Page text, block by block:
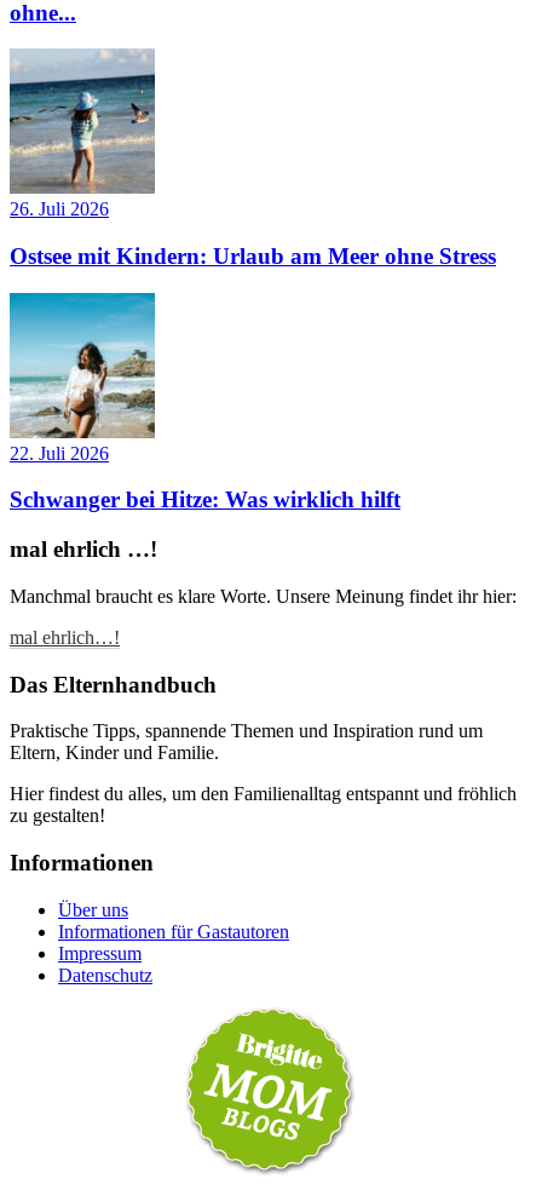
ohne...
26. Juli 2026
Ostsee mit Kindern: Urlaub am Meer ohne Stress
22. Juli 2026
Schwanger bei Hitze: Was wirklich hilft
mal ehrlich …!
Manchmal braucht es klare Worte. Unsere Meinung findet ihr hier:
mal ehrlich…!
Das Elternhandbuch
Praktische Tipps, spannende Themen und Inspiration rund um
Eltern, Kinder und Familie.
Hier findest du alles, um den Familienalltag entspannt und fröhlich
zu gestalten!
Informationen
Über uns
Informationen für Gastautoren
Impressum
Datenschutz